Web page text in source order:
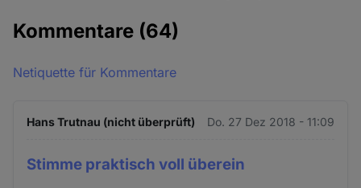
Kommentare (64)
Netiquette für Kommentare
Hans Trutnau (nicht überprüft) Do. 27 Dez 2018 - 11:09
Stimme praktisch voll überein